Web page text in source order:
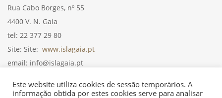
Rua Cabo Borges, nº 55
4400 V. N. Gaia
tel: 22 377 29 80
Site: Site: www.islagaia.pt
email: info@islagaia.pt
Este website utiliza cookies de sessão temporários. A
informação obtida por estes cookies serve para analisar